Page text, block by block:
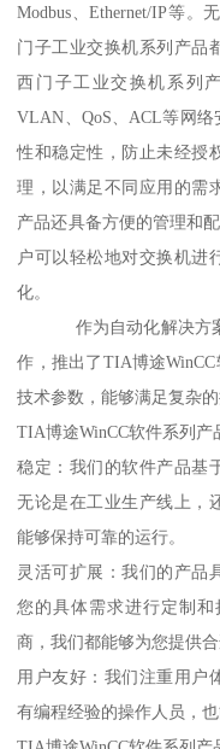
Modbus、Ethernet/IP等。
门子工业交换机系列产品
西门子工业交换机系列
VLAN、QoS、ACL等网
性和稳定性，防止未经授
理，以满足不同应用的需
产品还具备方便的管理和
户可以轻松地对交换机进
化。
作为自动化解决方案
作，推出了TIA博途
技术参数，能够满足复杂的
TIA博途WinCC软件系列产
稳定：我们的软件产品基
无论是在工业生产线上，
能够保持可靠的运行。
灵活可扩展：我们的产品
您的具体需求进行定制
商，我们都能够为您提供合
用户友好：我们注重用户
有编程经验的操作人员，